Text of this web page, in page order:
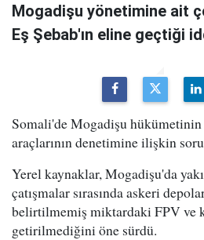
Mogadişu yönetimine ait
Eş Şebab'ın eline geçtiği
Somali'de Mogadişu hükümetinin
araçlarının denetimine ilişkin
Yerel kaynaklar, Mogadişu'da
çatışmalar sırasında askeri
belirtilmemiş miktardaki FPV ve
getirilmediğini öne sürdü.